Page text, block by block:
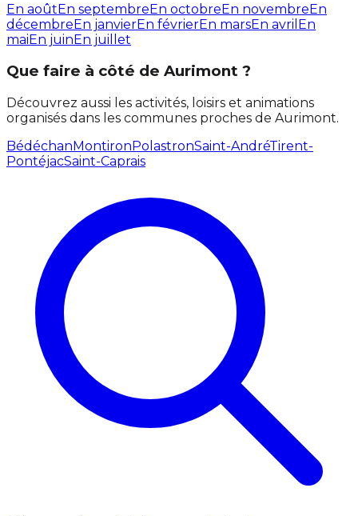
En aoûtEn septembreEn octobreEn novembreEn
décembreEn janvierEn févrierEn marsEn avril En
maiEn juinEn juillet
Que faire à côté de Aurimont ?
Découvrez aussi les activités, loisirs et animations
organisés dans les communes proches de Aurimont.
BédéchanMontironPolastronSaint-AndréTirent-
PontéjacSaint-Caprais